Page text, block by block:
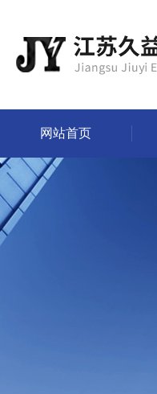
网站首页